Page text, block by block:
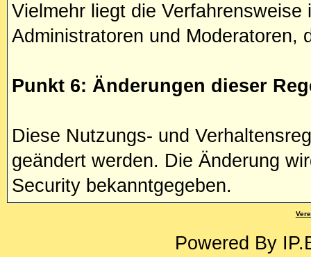
Vielmehr liegt die
Administratoren und Moderatoren,
Punkt 6: Änderungen dieser
Diese Nutzungs- und
geändert werden. Die Änderung
Security bekanntgegeben.
Powered By